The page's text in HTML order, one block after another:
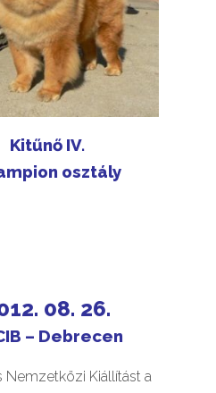
Kitűnő IV.
osztály
08. 26.
– Debrecen
Nemzetközi Kiállítást a